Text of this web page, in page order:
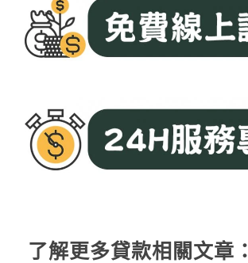
了解更多貸款相關文章：